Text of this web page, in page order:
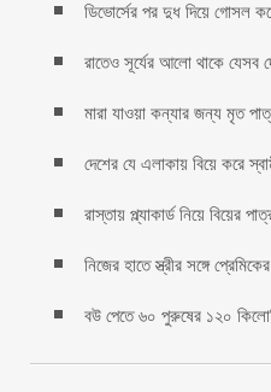
ডিভোর্সের পর দুধ দিয়ে গোসল
রাতেও সূর্যের আলো থাকে যেসব
মারা যাওয়া কন্যার জন্য মৃত
দেশের যে এলাকায় বিয়ে করে
রাস্তায় প্ল্যাকার্ড নিয়ে বিয়ের
নিজের হাতে স্ত্রীর সঙ্গে
বউ পেতে ৬০ পুরুষের ১২০